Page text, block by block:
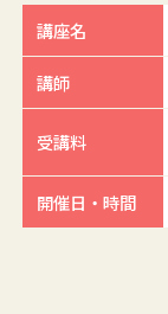
講座名
講師
受講料
開催日・時間